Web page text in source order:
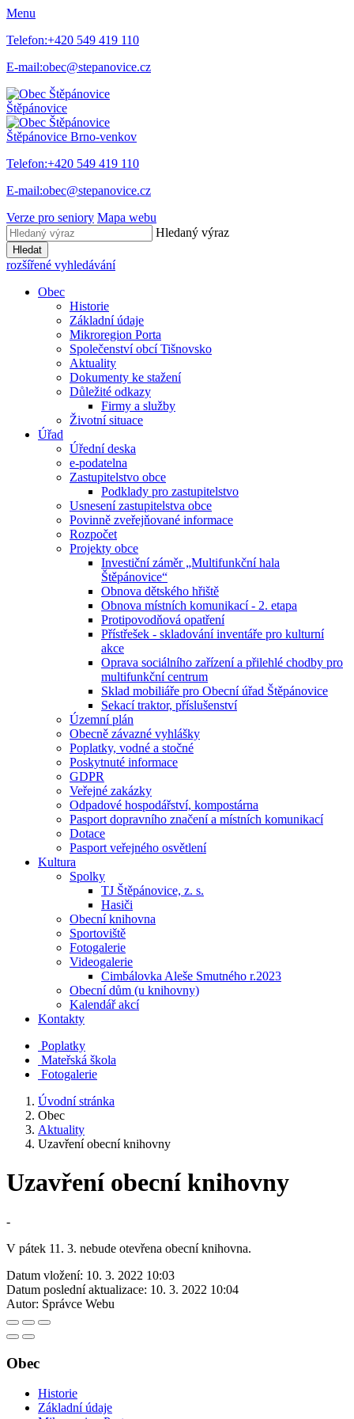
Menu
Telefon:+420 549 419 110
E-mail:obec@stepanovice.cz
Štěpánovice
Štěpánovice Brno-venkov
Telefon:+420 549 419 110
E-mail:obec@stepanovice.cz
Verze pro seniory Mapa webu
Hledaný výraz
Hledat
rozšířené vyhledávání
Obec
Historie
Základní údaje
Mikroregion Porta
Společenství obcí Tišnovsko
Aktuality
Dokumenty ke stažení
Důležité odkazy
Firmy a služby
Životní situace
Úřad
Úřední deska
e-podatelna
Zastupitelstvo obce
Podklady pro zastupitelstvo
Usnesení zastupitelstva obce
Povinně zveřejňované informace
Rozpočet
Projekty obce
Investiční záměr „Multifunkční hala
Štěpánovice“
Obnova dětského hřiště
Obnova místních komunikací - 2. etapa
Protipovodňová opatření
Přístřešek - skladování inventáře pro kulturní
akce
Oprava sociálního zařízení a přilehlé chodby pro
multifunkční centrum
Sklad mobiliáře pro Obecní úřad Štěpánovice
Sekací traktor, příslušenství
Územní plán
Obecně závazné vyhlášky
Poplatky, vodné a stočné
Poskytnuté informace
GDPR
Veřejné zakázky
Odpadové hospodářství, kompostárna
Pasport dopravního značení a místních komunikací
Dotace
Pasport veřejného osvětlení
Kultura
Spolky
TJ Štěpánovice, z. s.
Hasiči
Obecní knihovna
Sportoviště
Fotogalerie
Videogalerie
Cimbálovka Aleše Smutného r.2023
Obecní dům (u knihovny)
Kalendář akcí
Kontakty
Poplatky
Mateřská škola
Fotogalerie
Úvodní stránka
Obec
Aktuality
Uzavření obecní knihovny
Uzavření obecní knihovny
-
V pátek 11. 3. nebude otevřena obecní knihovna.
Datum vložení: 10. 3. 2022 10:03
Datum poslední aktualizace: 10. 3. 2022 10:04
Autor: Správce Webu
Obec
Historie
Základní údaje